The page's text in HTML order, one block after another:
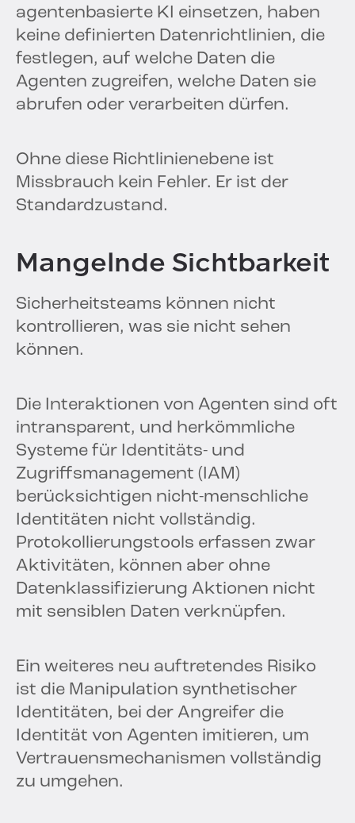
agentenbasierte KI einsetzen, haben
keine definierten Datenrichtlinien, die
festlegen, auf welche Daten die
Agenten zugreifen, welche Daten sie
abrufen oder verarbeiten dürfen.
Ohne diese Richtlinienebene ist
Missbrauch kein Fehler. Er ist der
Standardzustand.
Mangelnde Sichtbarkeit
Sicherheitsteams können nicht
kontrollieren, was sie nicht sehen
können.
Die Interaktionen von Agenten sind oft
intransparent, und herkömmliche
Systeme für Identitäts- und
Zugriffsmanagement (IAM)
berücksichtigen nicht-menschliche
Identitäten nicht vollständig.
Protokollierungstools erfassen zwar
Aktivitäten, können aber ohne
Datenklassifizierung Aktionen nicht
mit sensiblen Daten verknüpfen.
Ein weiteres neu auftretendes Risiko
ist die Manipulation synthetischer
Identitäten, bei der Angreifer die
Identität von Agenten imitieren, um
Vertrauensmechanismen vollständig
zu umgehen.